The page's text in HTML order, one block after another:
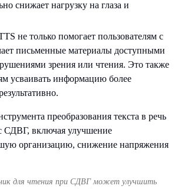
снижает нагрузку на глаза и
не только помогает пользователям с
письменные материалы доступными
зрения или чтения. Это также
усваивать информацию более
для чтения при СДВГ может улучшить